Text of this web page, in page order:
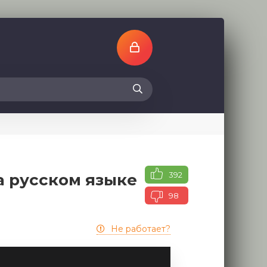
русском языке 392
98
Не работает?